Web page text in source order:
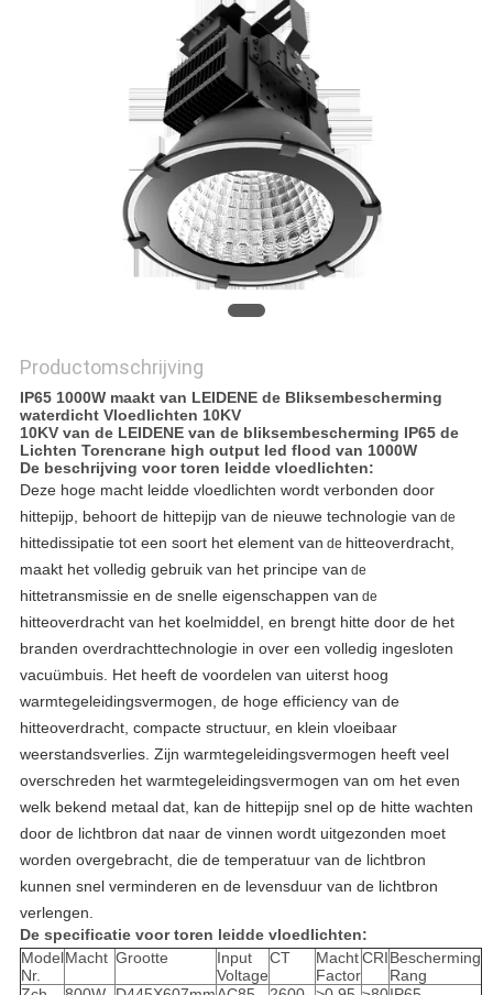
Productomschrijving
IP65 1000W maakt van LEIDENE de Bliksembescherming
waterdicht Vloedlichten 10KV
10KV van de LEIDENE van de bliksembescherming IP65 de
Lichten Torencrane high output led flood van 1000W
De beschrijving voor toren leidde vloedlichten:
Deze hoge macht leidde vloedlichten wordt verbonden door
hittepijp, behoort de hittepijp van de nieuwe technologie van de
hittedissipatie tot een soort het element van de hitteoverdracht,
maakt het volledig gebruik van het principe van de
hittetransmissie en de snelle eigenschappen van de
hitteoverdracht van het koelmiddel, en brengt hitte door de het
branden overdrachttechnologie in over een volledig ingesloten
vacuümbuis. Het heeft de voordelen van uiterst hoog
warmtegeleidingsvermogen, de hoge efficiency van de
hitteoverdracht, compacte structuur, en klein vloeibaar
weerstandsverlies. Zijn warmtegeleidingsvermogen heeft veel
overschreden het warmtegeleidingsvermogen van om het even
welk bekend metaal dat, kan de hittepijp snel op de hitte wachten
door de lichtbron dat naar de vinnen wordt uitgezonden moet
worden overgebracht, die de temperatuur van de lichtbron
kunnen snel verminderen en de levensduur van de lichtbron
verlengen.
De specificatie voor toren leidde vloedlichten:
Model
Nr.
Macht Grootte
Input
Voltage
CT
Macht
Factor
CRIBescherming
Rang